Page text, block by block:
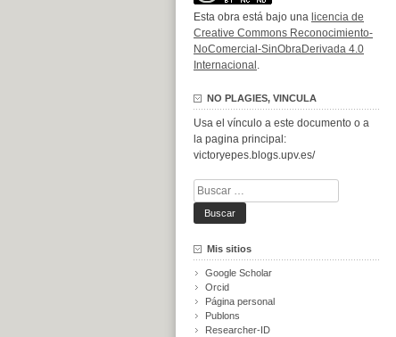
Esta obra está bajo una licencia de
Creative Commons Reconocimiento-
NoComercial-SinObraDerivada 4.0
Internacional .
NO PLAGIES, VINCULA
Usa el vínculo a este documento o a
la pagina principal:
victoryepes.blogs.upv.es/
Buscar:
Mis sitios
Google Scholar
Orcid
Página personal
Publons
Researcher-ID